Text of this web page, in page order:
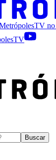
no
Buscar